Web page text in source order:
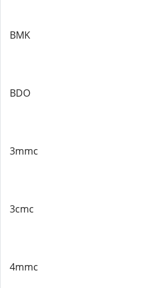
BMK
BDO
3mmc
3cmc
4mmc